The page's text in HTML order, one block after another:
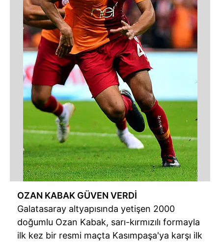
OZAN KABAK GÜVEN VERDİ
Galatasaray altyapısında yetişen 2000
doğumlu Ozan Kabak, sarı-kırmızılı formayla
ilk kez bir resmi maçta Kasımpaşa'ya karşı ilk